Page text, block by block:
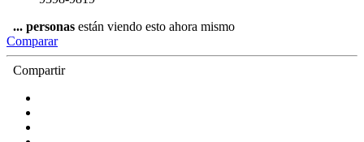
... personas están viendo esto ahora mismo
Comparar
Compartir